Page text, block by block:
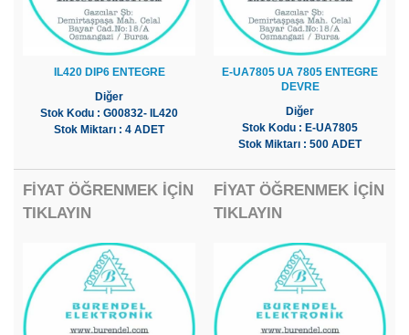
IL420 DIP6 ENTEGRE
Diğer
Stok Kodu : G00832- IL420
Stok Miktarı : 4 ADET
FİYAT ÖĞRENMEK İÇİN
TIKLAYIN
E-UA7805 UA 7805 ENTEGRE
DEVRE
Diğer
Stok Kodu : E-UA7805
Stok Miktarı : 500 ADET
FİYAT ÖĞRENMEK İÇİN
TIKLAYIN